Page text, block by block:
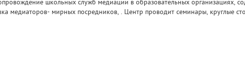
школьных служб медиации в образовательных организациях,
медиаторов- мирных посредников, . Центр проводит семинары, круглые